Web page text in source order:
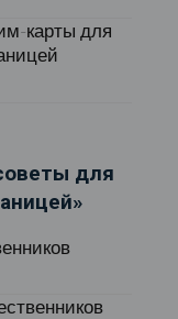
карты для
для